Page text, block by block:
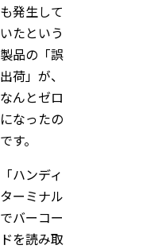
も発生して
いたという
製品の「誤
出荷」が、
なんとゼロ
になったの
です。
「ハンディ
ターミナル
でバーコー
ドを読み取